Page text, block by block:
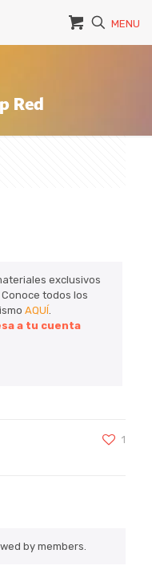
MENU
Red
exclusivos
todos los
AQUÍ.
a tu cuenta
1
by members.